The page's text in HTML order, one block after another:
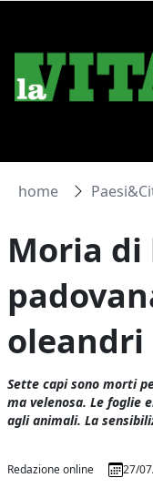
home
Moria
oleandri
Sette capi sono morti
ma velenosa. Le foglie
agli animali. La
Redazione online 27/